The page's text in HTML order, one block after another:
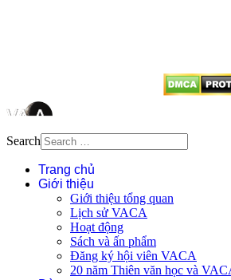
Search
Trang chủ
Giới thiệu
Giới thiệu tổng quan
Lịch sử VACA
Hoạt động
Sách và ấn phẩm
Đăng ký hội viên VACA
20 năm Thiên văn học và